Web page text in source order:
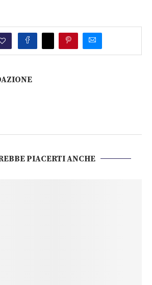
PIACERTI ANCHE